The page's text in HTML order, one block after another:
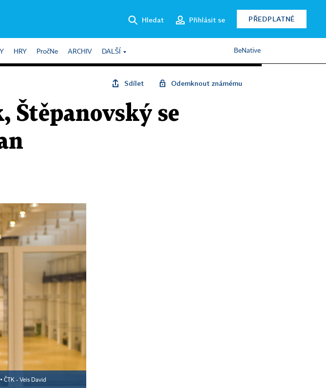
Hledat Přihlásit se PŘEDPLATNÉ
HRY PročNe ARCHIV DALŠÍ BeNative
Sdílet Odemknout známému
Štěpanovský se
ČTK - Veis David